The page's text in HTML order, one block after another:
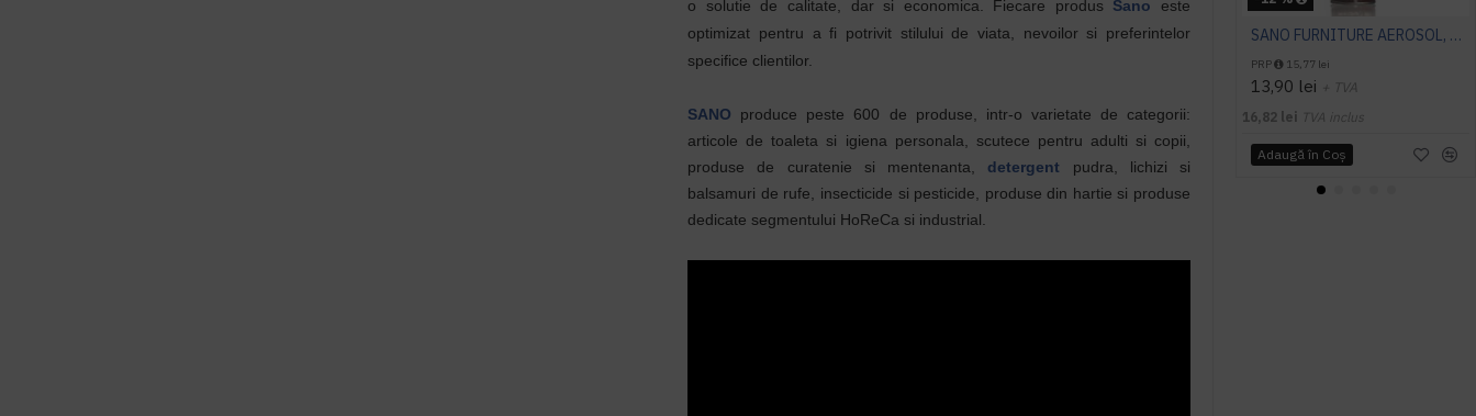
o solutie de calitate, dar si economica. Fiecare produs Sano este
optimizat pentru a fi potrivit stilului de viata, nevoilor si preferintelor
specifice clientilor.
SANO produce peste 600 de produse, intr-o varietate de categorii:
articole de toaleta si igiena personala, scutece pentru adulti si copii,
produse de curatenie si mentenanta, detergent pudra, lichizi si
balsamuri de rufe, insecticide si pesticide, produse din hartie si produse
dedicate segmentului HoReCa si industrial.
SANO FURNITURE AEROSOL, 300ml, detergent mobila
PRP 15,77 lei
13,90 lei + TVA
16,82 lei TVA inclus
Adaugă în Coş